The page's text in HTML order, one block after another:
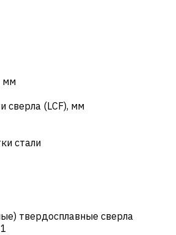
мм
сверла (LCF), мм
стали
твердосплавные сверла